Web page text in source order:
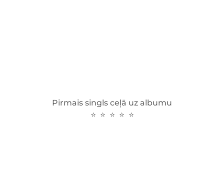
Pirmais singls ceļā uz albumu
⭐ ⭐ ⭐ ⭐ ⭐